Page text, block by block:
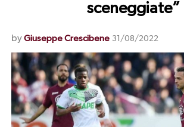
sceneggiate”
by Giuseppe Crescibene 31/08/2022